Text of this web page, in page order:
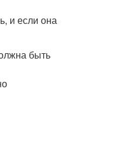
и если она
быть